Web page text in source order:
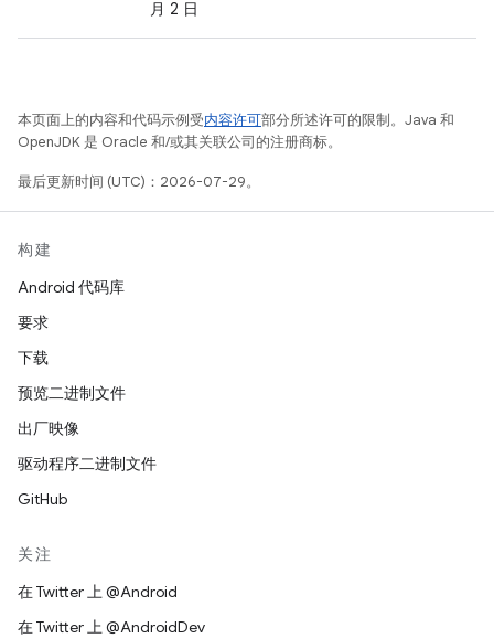
月 2 日
本页面上的内容和代码示例受内容许可部分所述许可的限制。Java 和
OpenJDK 是 Oracle 和/或其关联公司的注册商标。
最后更新时间 (UTC)：2026-07-29。
构建
Android 代码库
要求
下载
预览二进制文件
出厂映像
驱动程序二进制文件
GitHub
关注
在 Twitter 上 @Android
在 Twitter 上 @AndroidDev